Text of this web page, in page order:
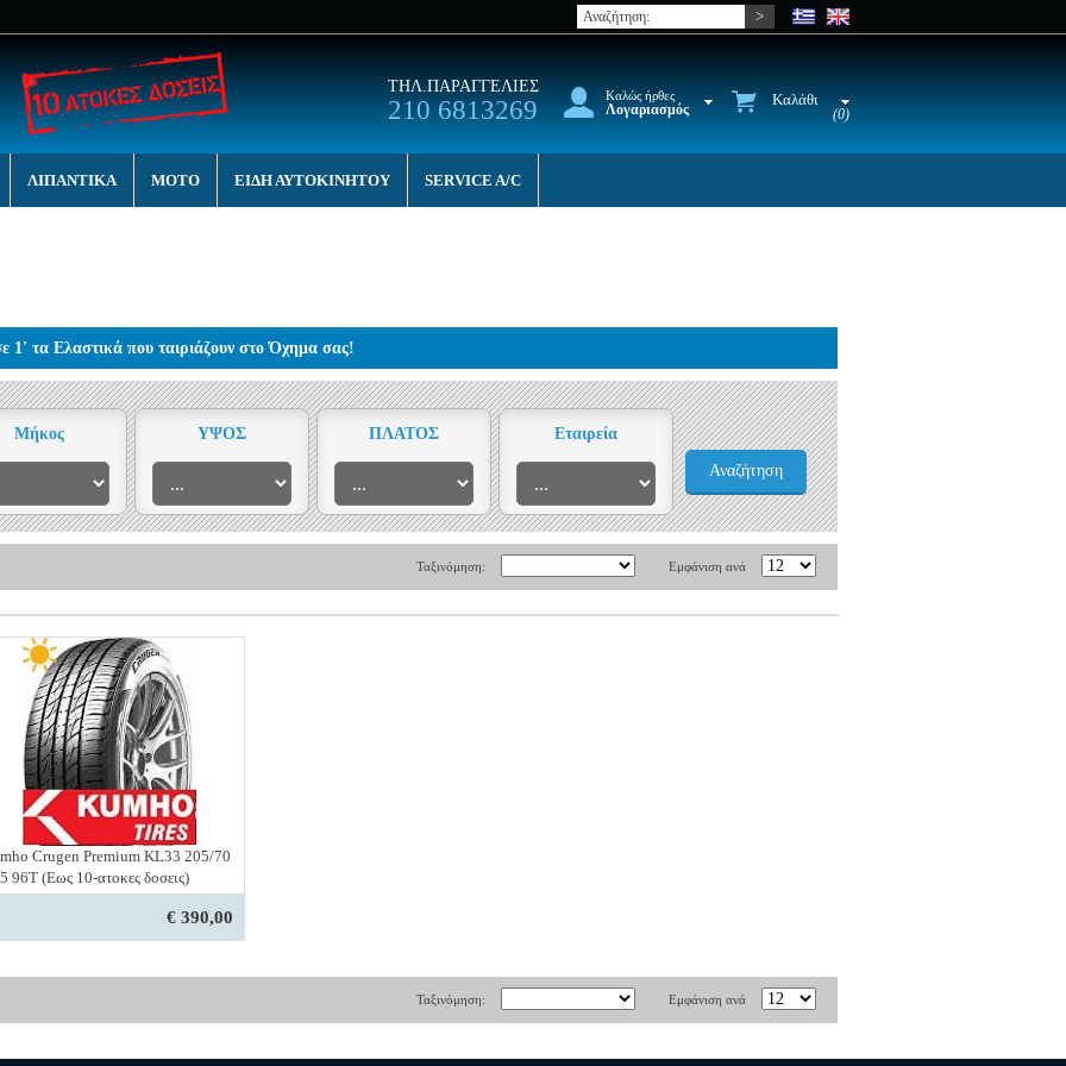
Καλώς ήρθες
Λογαριασμός
Καλάθι
(0)
ΤΗΛ.ΠΑΡΑΓΓΕΛΙΕΣ
210 6813269
ΛΙΠΑΝΤΙΚΑ MOTO ΕΙΔΗ ΑΥΤΟΚΙΝΗΤΟΥ SERVICE A/C
1' τα Ελαστικά που ταιριάζουν στο Όχημα σας!
Μήκος ΥΨΟΣ ΠΛΑΤΟΣ Εταιρεία
Αναζήτηση
Εμφάνιση ανά
Ταξινόμηση:
Crugen Premium KL33 205/70
96T (Εως 10-ατοκες δοσεις)
€ 390,00
Εμφάνιση ανά
Ταξινόμηση: